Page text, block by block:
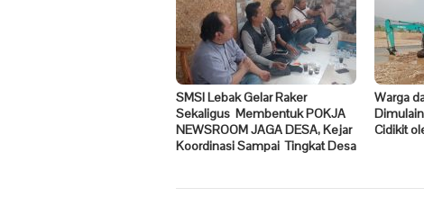
SMSI Lebak Gelar Raker
Sekaligus Membentuk POKJA
NEWSROOM JAGA DESA, Kejar
Koordinasi Sampai Tingkat Desa
Warga
Cidikit